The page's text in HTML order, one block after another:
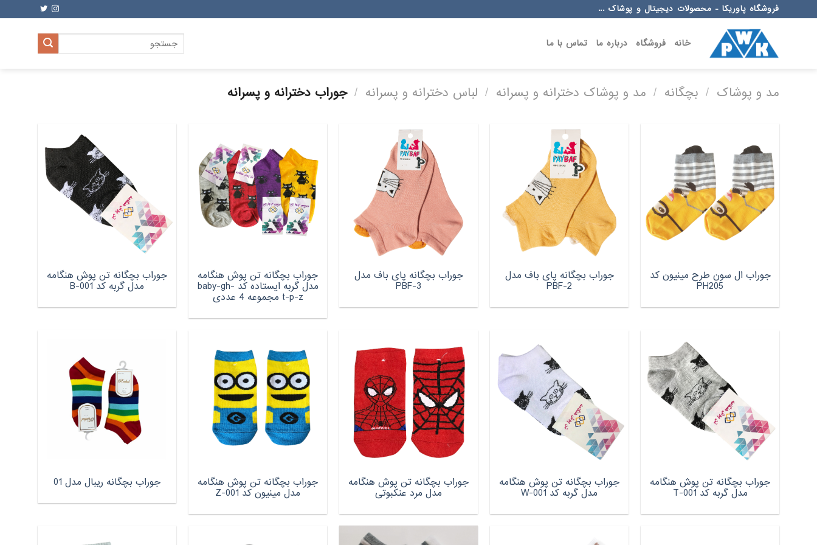
to
فروشگاه پاوریکا - محصولات دیجیتال و پوشاک ...
خانه فروشگاه درباره ما تماس با ما
جستجو
برای:
مد و پوشاک / بچگانه / مد و پوشاک دخترانه و پسرانه / لباس دخترانه و پسرانه / جوراب دخترانه و پسرانه
جوراب ال سون طرح مینیون کد
PH205
جوراب بچگانه پای باف مدل
PBF-2
جوراب بچگانه پای باف مدل
PBF-3
جوراب بچگانه تن پوش هنگامه
مدل گربه ایستاده کد baby-gh-
t-p-z مجموعه 4 عددی
جوراب بچگانه تن پوش هنگامه
مدل گربه کد B-001
جوراب بچگانه تن پوش هنگامه
مدل گربه کد T-001
جوراب بچگانه تن پوش هنگامه
مدل گربه کد W-001
جوراب بچگانه تن پوش هنگامه
مدل مرد عنکبوتی
جوراب بچگانه تن پوش هنگامه
مدل مینیون کد Z-001
جوراب بچگانه ریبال مدل 01